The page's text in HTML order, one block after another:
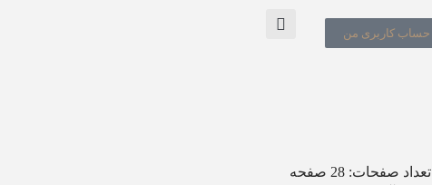
حساب کاربری من
تعداد صفحات: 28 صفحه